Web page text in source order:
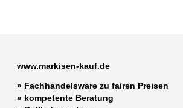
www.markisen-kauf.de
» Fachhandelsware zu fairen Preisen
» kompetente Beratung